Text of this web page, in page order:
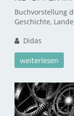
Buchvorstellung
Geschichte,
Didas
weiterlesen